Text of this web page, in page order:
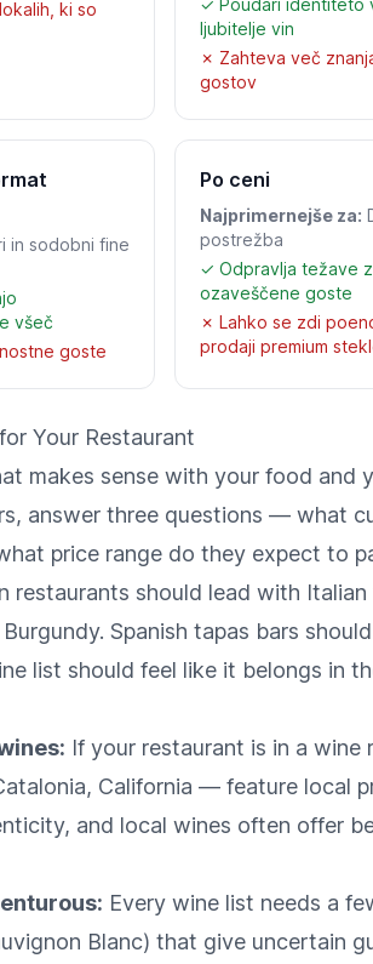
ki so
✓ Poudari identiteto
ljubitelje vin
✗ Zahteva več
gostov
in sodobni fine
všeč
goste
Po ceni
Najprimernejše za:
postrežba
✓ Odpravlja težave
ozaveščene goste
✗ Lahko se zdi
prodaji premium
Your Restaurant
makes sense with your food and
answer three questions — what
price range do they expect to
restaurants should lead with
Spanish tapas bars
list should feel like it belongs in
If your restaurant is in a
California — feature local
and local wines often offer
Every wine list needs a
Blanc) that give uncertain